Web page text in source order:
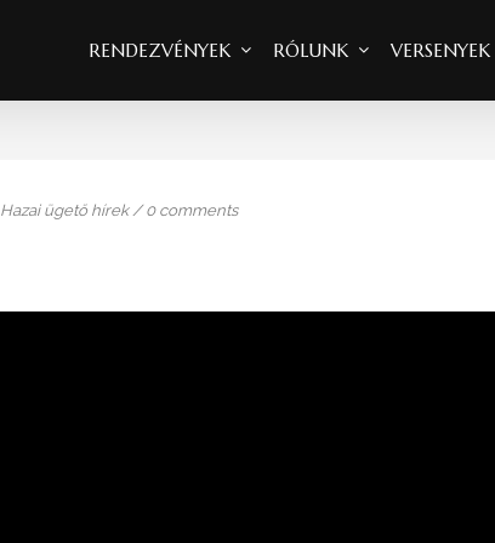
RENDEZVÉNYEK RÓLUNK VERSENYEK
Hazai ügető hírek/0 comments